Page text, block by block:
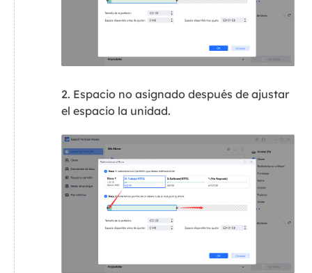
2. Espacio no asignado después de ajustar
el espacio la unidad.